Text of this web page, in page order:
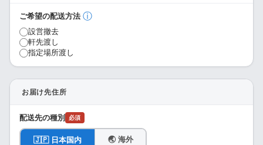
ご希望の配送方法 ⓘ
設営撤去
軒先渡し
指定場所渡し
お届け先住所
配送先の種別 必須
🇯🇵 日本国内 🌏 海外